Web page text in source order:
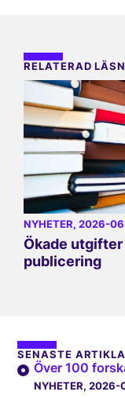
RELATERAD
NYHETER, 2026-
Ökade
publicering
SENASTE
Över 100
NYHETER, 2026-